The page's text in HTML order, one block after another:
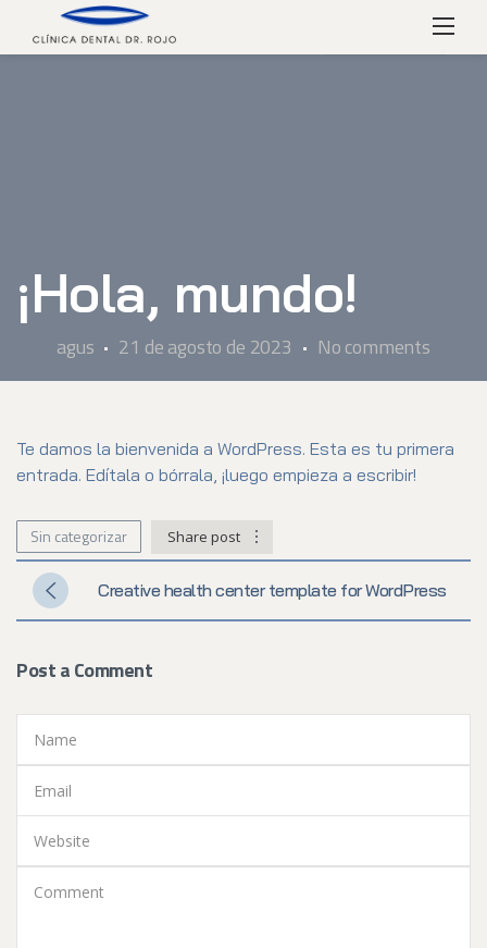
content
Menú
¡Hola, mundo!
agus 21 de agosto de 2023 No comments
Te damos la bienvenida a WordPress. Esta es tu primera
entrada. Edítala o bórrala, ¡luego empieza a escribir!
Sin categorizar Share post
Creative health center template for WordPress
Post a Comment